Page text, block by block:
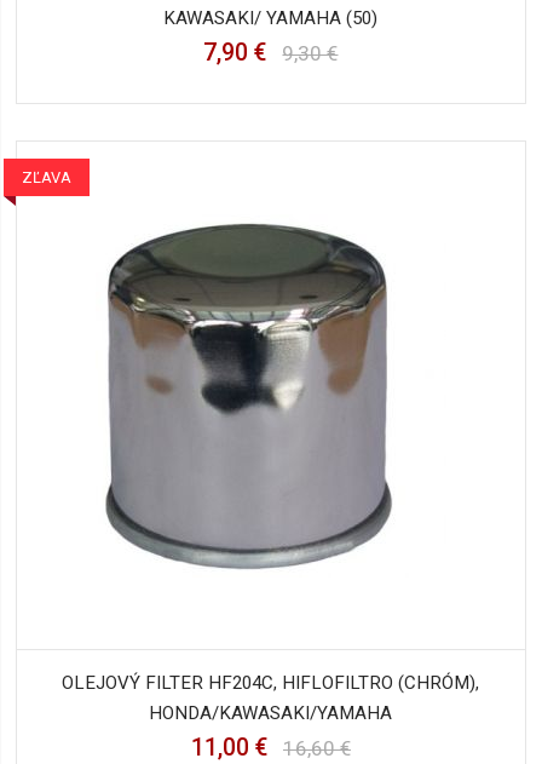
KAWASAKI/ YAMAHA (50)
7,90 € 9,30 €
ZĽAVA
OLEJOVÝ FILTER HF204C, HIFLOFILTRO (CHRÓM),
HONDA/KAWASAKI/YAMAHA
11,00 € 16,60 €